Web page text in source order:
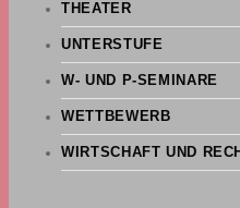
THEATER
UNTERSTUFE
W- UND P-SEMINARE
WETTBEWERB
WIRTSCHAFT UND